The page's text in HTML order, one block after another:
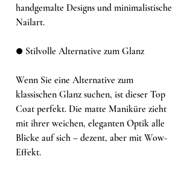
handgemalte Designs und minimalistische
Nailart.
● Stilvolle Alternative zum Glanz
Wenn Sie eine Alternative zum
klassischen Glanz suchen, ist dieser Top
Coat perfekt. Die matte Maniküre zieht
mit ihrer weichen, eleganten Optik alle
Blicke auf sich – dezent, aber mit Wow-
Effekt.